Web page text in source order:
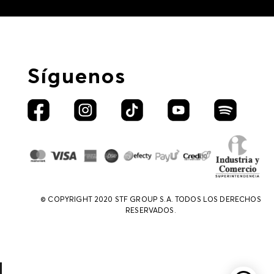
Síguenos
© COPYRIGHT 2020 STF GROUP S.A. TODOS LOS DERECHOS
RESERVADOS.